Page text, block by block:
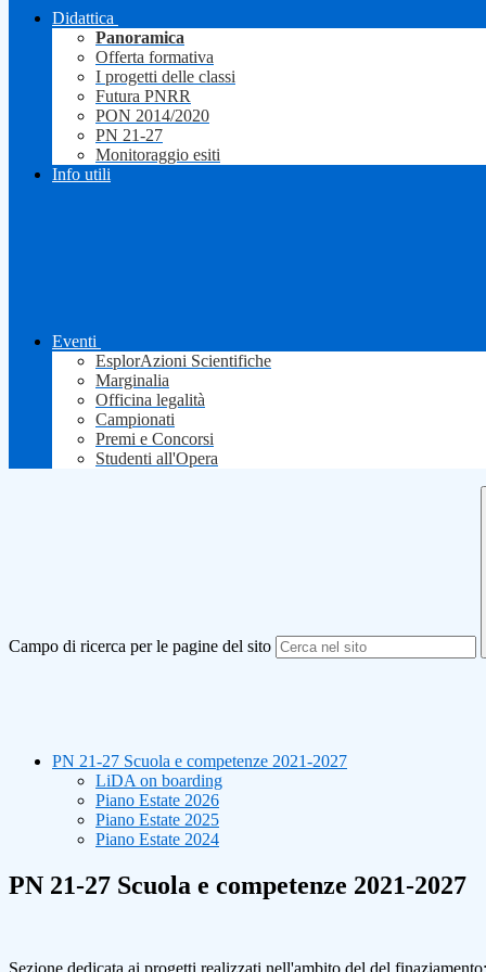
Didattica
Panoramica
Offerta formativa
I progetti delle classi
Futura PNRR
PON 2014/2020
PN 21-27
Monitoraggio esiti
Info utili
Eventi
EsplorAzioni Scientifiche
Marginalia
Officina legalità
Campionati
Premi e Concorsi
Studenti all'Opera
Campo di ricerca per le pagine del sito
PN 21-27 Scuola e competenze 2021-2027
LiDA on boarding
Piano Estate 2026
Piano Estate 2025
Piano Estate 2024
PN 21-27 Scuola e competenze 2021-2027